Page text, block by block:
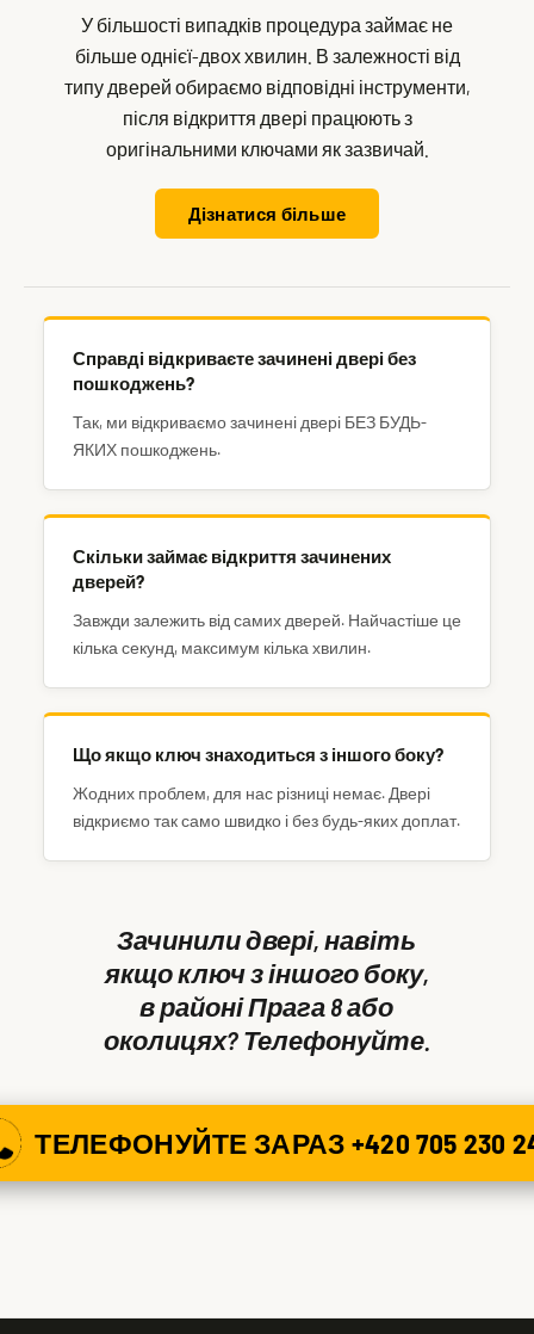
У більшості випадків процедура займає не
більше однієї-двох хвилин. В залежності від
типу дверей обираємо відповідні інструменти,
після відкриття двері працюють з
оригінальними ключами як зазвичай.
Дізнатися більше
Справді відкриваєте зачинені двері без
пошкоджень?
Так, ми відкриваємо зачинені двері БЕЗ БУДЬ-
ЯКИХ пошкоджень.
Скільки займає відкриття зачинених
дверей?
Завжди залежить від самих дверей. Найчастіше це
кілька секунд, максимум кілька хвилин.
Що якщо ключ знаходиться з іншого боку?
Жодних проблем, для нас різниці немає. Двері
відкриємо так само швидко і без будь-яких доплат.
Зачинили двері, навіть
якщо ключ з іншого боку,
в районі Прага 8 або
околицях? Телефонуйте.
ТЕЛЕФОНУЙТЕ ЗАРАЗ +420 705 230